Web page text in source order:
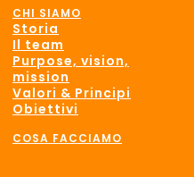
CHI SIAMO
Storia
Il team
Purpose, vision,
mission
Valori & Principi
Obiettivi
COSA FACCIAMO